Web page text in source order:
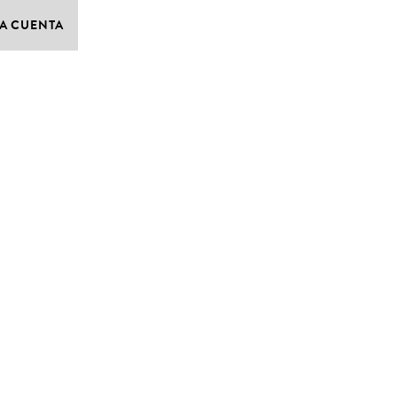
CUENTA